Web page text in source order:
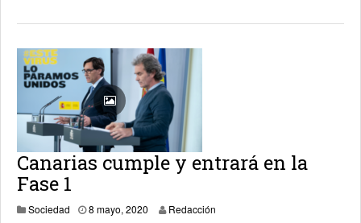
Canarias cumple y entrará en la
Fase 1
Sociedad 8 mayo, 2020 8 mayo, 2020
Redacción